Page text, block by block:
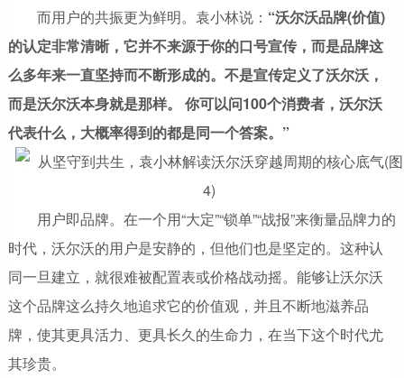
而用户的共振更为鲜明。袁小林说： “沃尔沃品牌(价值)
的认定非常清晰，它并不来源于你的口号宣传，而是品牌这
么多年来一直坚持而不断形成的。不是宣传定义了沃尔沃，
而是沃尔沃本身就是那样。 你可以问100个消费者，沃尔沃
代表什么，大概率得到的都是同一个答案。”
用户即品牌。在一个用“大定”“锁单”“战报”来衡量品牌力的
时代，沃尔沃的用户是安静的，但他们也是坚定的。这种认
同一旦建立，就很难被配置表或价格战动摇。能够让沃尔沃
这个品牌这么持久地追求它的价值观，并且不断地滋养品
牌，使其更具活力、更具长久的生命力，在当下这个时代尤
其珍贵。